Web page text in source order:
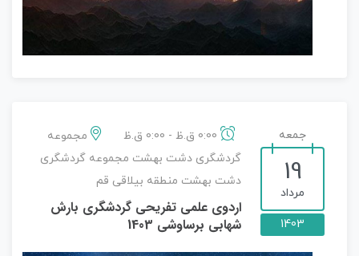
جمعه
19
مرداد
1403
مجموعه
گردشگری دشت بهشت مجموعه گردشگری
دشت بهشت منطقه بیلاقی قم
اردوی علمی تفریحی گردشگری بارش
شهابی برساوشی 1403